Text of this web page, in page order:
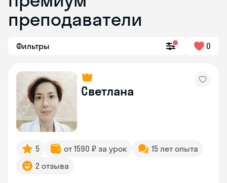
преподаватели
Фильтры 0
Светлана
5 от 1590 ₽ за урок
15 лет опыта
2 отзыва